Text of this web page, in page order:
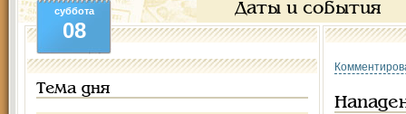
Даты и события
суббота
08
Тема дня